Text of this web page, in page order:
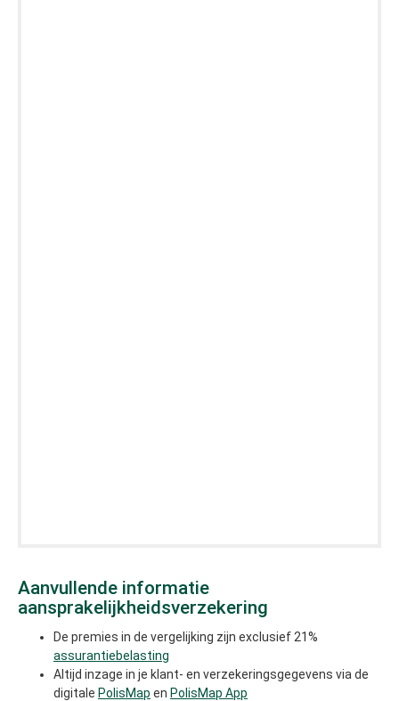
Aanvullende informatie
aansprakelijkheidsverzekering
De premies in de vergelijking zijn exclusief 21%
assurantiebelasting
Altijd inzage in je klant- en verzekeringsgegevens via de
digitale PolisMap en PolisMap App